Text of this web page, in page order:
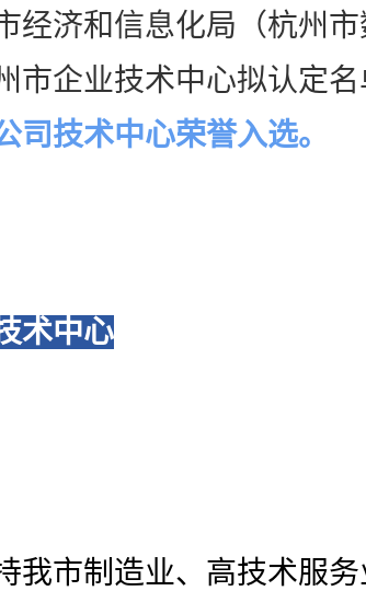
经济和信息化局（杭州
市企业技术中心拟认定名
司技术中心荣誉入选。
术中心
我市制造业、高技术服